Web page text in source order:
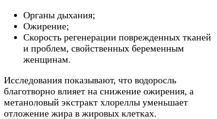
Органы дыхания;
Ожирение;
Скорость регенерации поврежденных тканей
и проблем, свойственных беременным
женщинам.
Исследования показывают, что водоросль
благотворно влияет на снижение ожирения, а
метаноловый экстракт хлореллы уменьшает
отложение жира в жировых клетках.